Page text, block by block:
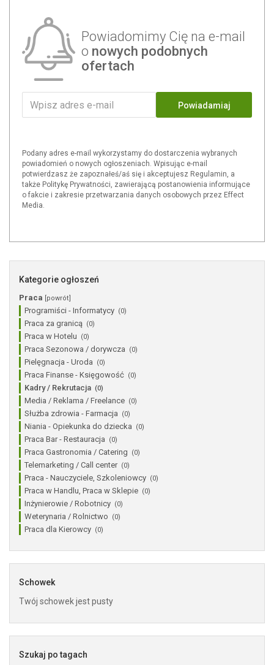
Powiadomimy Cię na e-mail
o nowych podobnych
ofertach
Powiadamiaj
Podany adres e-mail wykorzystamy do dostarczenia wybranych
powiadomień o nowych ogłoszeniach. Wpisując e-mail
potwierdzasz że zapoznałeś/aś się i akceptujesz Regulamin, a
także Politykę Prywatności, zawierającą postanowienia informujące
o fakcie i zakresie przetwarzania danych osobowych przez Effect
Media.
Kategorie ogłoszeń
Praca [powrót]
Programiści - Informatycy (0)
Praca za granicą (0)
Praca w Hotelu (0)
Praca Sezonowa / dorywcza (0)
Pielęgnacja - Uroda (0)
Praca Finanse - Księgowość (0)
Kadry / Rekrutacja (0)
Media / Reklama / Freelance (0)
Służba zdrowia - Farmacja (0)
Niania - Opiekunka do dziecka (0)
Praca Bar - Restauracja (0)
Praca Gastronomia / Catering (0)
Telemarketing / Call center (0)
Praca - Nauczyciele, Szkoleniowcy (0)
Praca w Handlu, Praca w Sklepie (0)
Inżynierowie / Robotnicy (0)
Weterynaria / Rolnictwo (0)
Praca dla Kierowcy (0)
Schowek
Twój schowek jest pusty
Szukaj po tagach